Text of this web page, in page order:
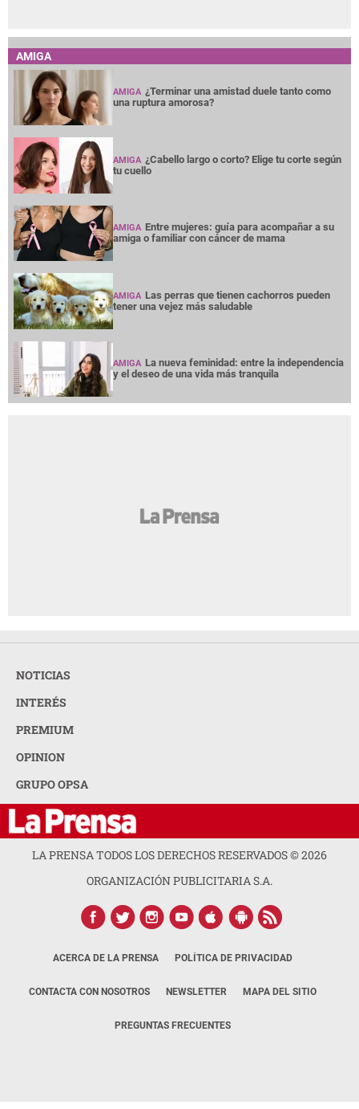
AMIGA
AMIGA ¿Terminar una amistad duele tanto como
una ruptura amorosa?
AMIGA ¿Cabello largo o corto? Elige tu corte según
tu cuello
AMIGA Entre mujeres: guía para acompañar a su
amiga o familiar con cáncer de mama
AMIGA Las perras que tienen cachorros pueden
tener una vejez más saludable
AMIGA La nueva feminidad: entre la independencia
y el deseo de una vida más tranquila
NOTICIAS
INTERÉS
PREMIUM
OPINION
GRUPO OPSA
LA PRENSA TODOS LOS DERECHOS RESERVADOS ©2026
ORGANIZACIÓN PUBLICITARIA S.A.
ACERCA DE LA PRENSA POLÍTICA DE PRIVACIDAD
CONTACTA CON NOSOTROS NEWSLETTER MAPA DEL SITIO
PREGUNTAS FRECUENTES